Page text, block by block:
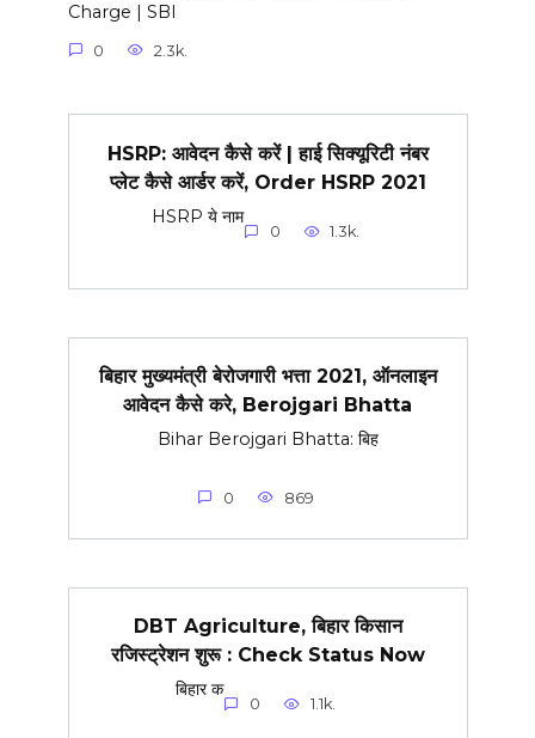
Charge | SBI
0 2.3k.
HSRP: आवेदन कैसे करें | हाई सिक्यूरिटी नंबर
प्लेट कैसे आर्डर करें, Order HSRP 2021
HSRP ये नाम
0 1.3k.
बिहार मुख्यमंत्री बेरोजगारी भत्ता 2021, ऑनलाइन
आवेदन कैसे करे, Berojgari Bhatta
Bihar Berojgari Bhatta: बिह
0 869
DBT Agriculture, बिहार किसान
रजिस्ट्रेशन शुरू : Check Status Now
बिहार क
0 1.1k.